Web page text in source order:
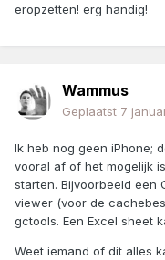
eropzetten! erg handig!
Wammus
Geplaatst 7
Ik heb nog geen iPhone;
vooral af of het mogelijk
starten. Bijvoorbeeld een
viewer (voor de
gctools. Een Excel sheet
Weet iemand of dit alles